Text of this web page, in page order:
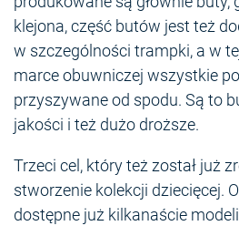
klejona, część butów jest też
w szczególności trampki, a w
marce obuwniczej wszystkie
przyszywane od spodu. Są to
jakości i też dużo droższe.
Trzeci cel, który też został już
stworzenie kolekcji dziecięcej.
dostępne już kilkanaście